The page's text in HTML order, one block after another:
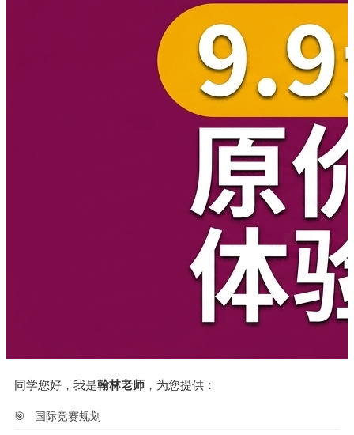
同学您好，我是翰林老师 ，为您提供：
🎯 国际竞赛规划